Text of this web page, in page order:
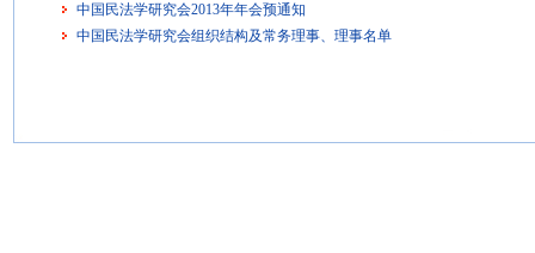
中国民法学研究会2013年年会预通知
中国民法学研究会组织结构及常务理事、理事名单